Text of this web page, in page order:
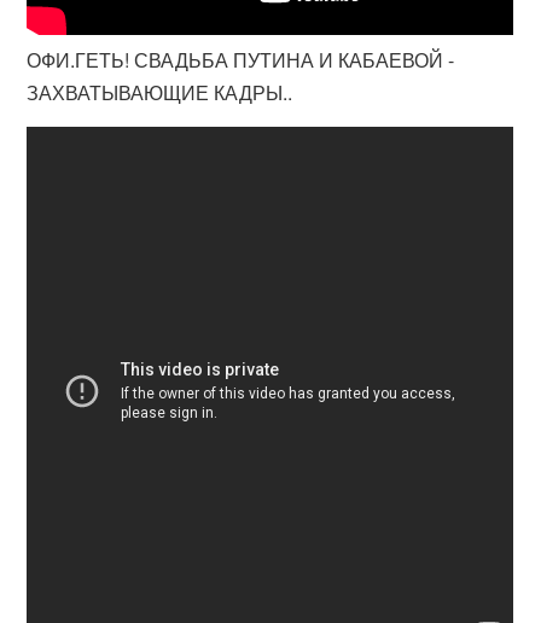
ОФИ.ГЕТЬ! СВАДЬБА ПУТИНА И КАБАЕВОЙ -
ЗАХВАТЫВАЮЩИЕ КАДРЫ..